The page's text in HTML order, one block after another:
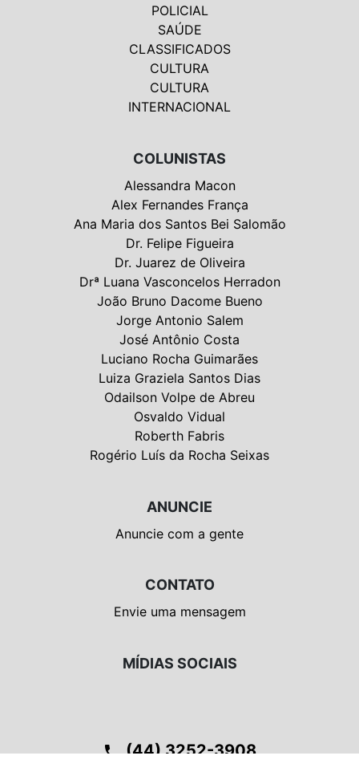
POLICIAL
SAÚDE
CLASSIFICADOS
CULTURA
CULTURA
INTERNACIONAL
COLUNISTAS
Alessandra Macon
Alex Fernandes França
Ana Maria dos Santos Bei Salomão
Dr. Felipe Figueira
Dr. Juarez de Oliveira
Drª Luana Vasconcelos Herradon
João Bruno Dacome Bueno
Jorge Antonio Salem
José Antônio Costa
Luciano Rocha Guimarães
Luiza Graziela Santos Dias
Odailson Volpe de Abreu
Osvaldo Vidual
Roberth Fabris
Rogério Luís da Rocha Seixas
ANUNCIE
Anuncie com a gente
CONTATO
Envie uma mensagem
MÍDIAS SOCIAIS
phone(44) 3252-3908